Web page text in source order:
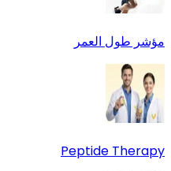
مؤشر طول العمر
Peptide Therapy